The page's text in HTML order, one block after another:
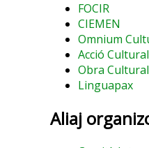
FOCIR
CIEMEN
Omnium
Acció
Obra
Linguapax
Aliaj